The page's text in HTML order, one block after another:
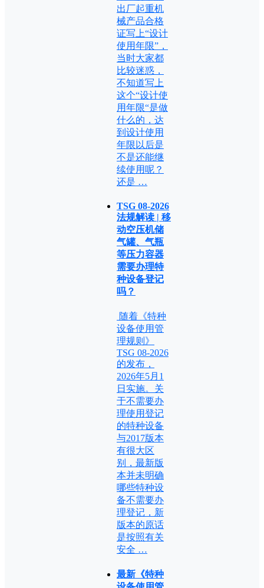
出厂起重机
械产品合格
证写上“设计
使用年限”，
当时大家都
比较迷惑，
不知道写上
这个“设计使
用年限“是做
什么的，达
到设计使用
年限以后是
不是还能继
续使用呢？
还是 …
TSG 08-2026
法规解读 | 移
动空压机储
气罐、气瓶
等压力容器
需要办理特
种设备登记
吗？
随着《特种
设备使用管
理规则》
TSG 08-2026
的发布，
2026年5月1
日实施。关
于不需要办
理使用登记
的特种设备
与2017版本
有很大区
别，最新版
本并未明确
哪些特种设
备不需要办
理登记，新
版本的原话
是按照有关
安全 …
最新《特种